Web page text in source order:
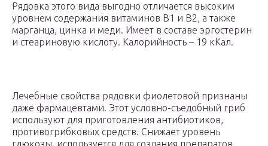
Рядовка этого вида выгодно отличается высоким
уровнем содержания витаминов В1 и В2, а также
марганца, цинка и меди. Имеет в составе эргостерин
и стеариновую кислоту. Калорийность – 19 кКал.
Лечебные свойства рядовки фиолетовой признаны
даже фармацевтами. Этот условно-съедобный гриб
используют для приготовления антибиотиков,
противогрибковых средств. Снижает уровень
глюкозы, используется для создания препаратов